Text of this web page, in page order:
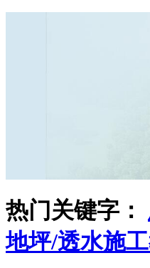
热门关键字：
地坪/透水施